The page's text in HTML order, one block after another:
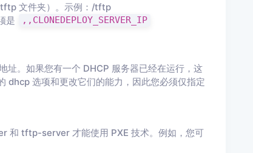
文件夹）。示例：/tftp
是
,,CLONEDEPLOY_SERVER_IP
。如果您有一个 DHCP 服务器已经在运行，这
dhcp 选项和更改它们的能力，因此您必须仅指定
和 tftp-server 才能使用 PXE 技术。例如，您可